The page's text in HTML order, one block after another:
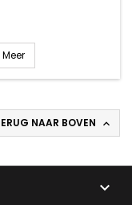
Meer
NAAR BOVEN 
